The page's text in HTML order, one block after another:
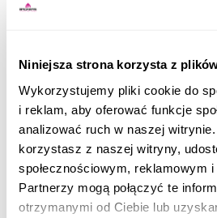
Niniejsza strona korzysta z
Wykorzystujemy pliki cookie do
i reklam, aby oferować funkcje
analizować ruch w naszej
korzystasz z naszej witryny,
społecznościowym, reklamowym i
Partnerzy mogą połączyć te
otrzymanymi od Ciebie lub
TARNOWSKIE
LOKAL UŻYTKOWY
Pow. 16m